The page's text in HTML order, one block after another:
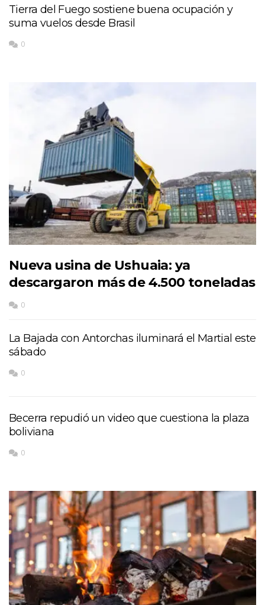
Tierra del Fuego sostiene buena ocupación y
suma vuelos desde Brasil
0
Nueva usina de Ushuaia: ya
descargaron más de 4.500 toneladas
0
La Bajada con Antorchas iluminará el Martial este
sábado
0
Becerra repudió un video que cuestiona la plaza
boliviana
0